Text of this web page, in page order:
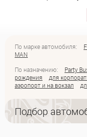
По марке автомобиля:
MAN
По назначению:
Party
рождения
для
аэропорт и на вокзал
Подбор